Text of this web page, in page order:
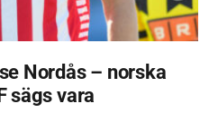
Nordås – norska
sägs vara